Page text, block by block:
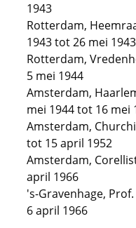
1943
Rotterdam,
1943 tot 26 mei 1943
Rotterdam,
5 mei 1944
Amsterdam,
mei 1944 tot 16 mei
Amsterdam,
tot 15 april 1952
Amsterdam,
april 1966
's-Gravenhage,
6 april 1966